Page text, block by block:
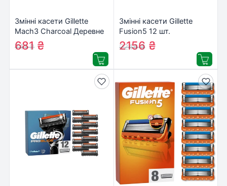
Змінні касети Gillette
Mach3 Charcoal Деревне
вугілля 5 шт.
(8700216062770)
741₴
681 ₴
Змінні касети Gillette
Fusion5 12 шт.
(7702018441075)
2246₴
2156 ₴